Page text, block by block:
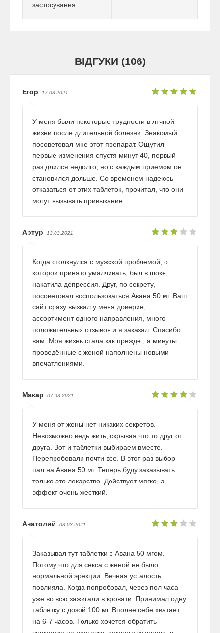
застосування
ВІДГУКИ (106)
Егор 17.03.2021
У меня были некоторые трудности в лтчной
жизни после длительной болезни. Знакомый
посоветовал мне этот препарат. Ощутил
первые изменения спустя минут 40, первый
раз длился недолго, но с каждым приемом он
становился дольше. Со временем надеюсь
отказаться от этих таблеток, прочитал, что они
могут вызывать привыкание.
Артур 13.03.2021
Когда столкнулся с мужской проблемой, о
которой принято умалчивать, был в шоке,
накатила депрессия. Друг, по секрету,
посоветовал воспользоваться Авана 50 мг. Ваш
сайт сразу вызвал у меня доверие,
ассортимент одного направления, много
положительных отзывов и я заказал. Спасибо
вам. Моя жизнь стала как прежде , а минуты
проведённые с женой наполнены новыми
впечатлениями.
Макар 07.03.2021
У меня от жены нет никаких секретов.
Невозможно ведь жить, скрывая что то друг от
друга. Вот и таблетки выбираем вместе.
Перепробовали почти все. В этот раз выбор
пал на Авана 50 мг. Теперь буду заказывать
только это лекарство. Действует мягко, а
эффект очень жесткий.
Анатолий 03.03.2021
Заказывал тут таблетки с Авана 50 мгом.
Потому что для секса с женой не было
нормальной эрекции. Вечная усталость
повлияла. Когда попробовал, через пол часа
уже во всю зажигали в кровати. Принимал одну
таблетку с дозой 100 мг. Вполне себе хватает
на 6-7 часов. Только хочется обратить